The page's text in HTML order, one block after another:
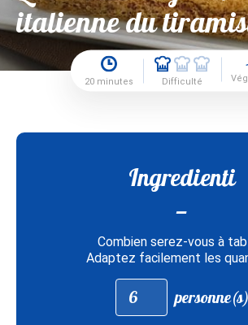
italienne du
20 minutes Difficulté
Ingredienti
Combien serez-vous à
Adaptez facilement les
Adapter
les
quantités
pour
personne(s)